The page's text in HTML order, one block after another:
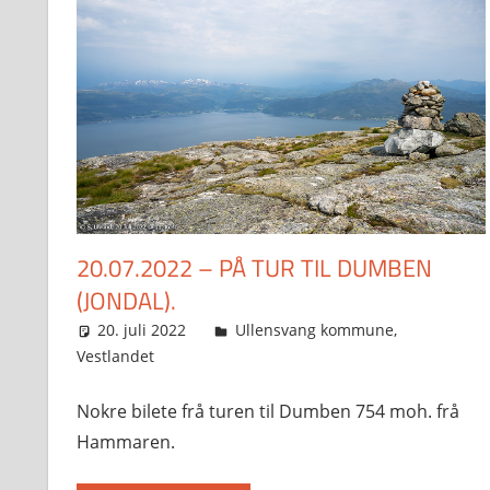
20.07.2022 – PÅ TUR TIL DUMBEN
(JONDAL).
20. juli 2022 Svein
Ullensvang kommune,
Vestlandet
Nokre bilete frå turen til Dumben 754 moh. frå
Hammaren.